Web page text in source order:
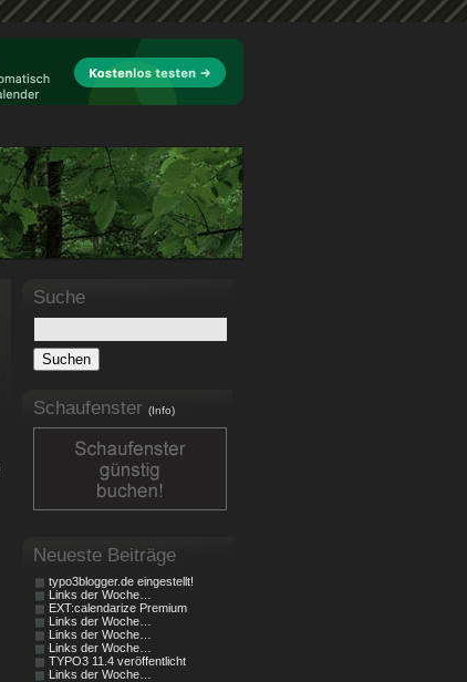
Suche
Schaufenster (Info)
Neueste Beiträge
typo3blogger.de eingestellt!
Links der Woche…
EXT:calendarize Premium
Links der Woche…
Links der Woche…
Links der Woche…
TYPO3 11.4 veröffentlicht
Links der Woche…